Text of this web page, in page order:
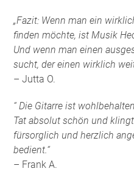
„Fazit: Wenn man ein
finden möchte, ist Musik
Und wenn man einen
sucht, der einen wirklich
– Jutta O.
“ Die Gitarre ist
Tat absolut schön und
fürsorglich und herzlich
bedient.“
– Frank A.